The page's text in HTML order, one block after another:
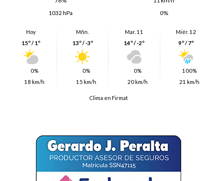
1032 hPa
0%
Hoy
15º / 1º
0%
18 km/h
Mñn.
13º / -3º
0%
15 km/h
Mar. 11
14º / -2º
0%
20 km/h
Miér. 12
9º / 7º
100%
21 km/h
Clima en Firmat